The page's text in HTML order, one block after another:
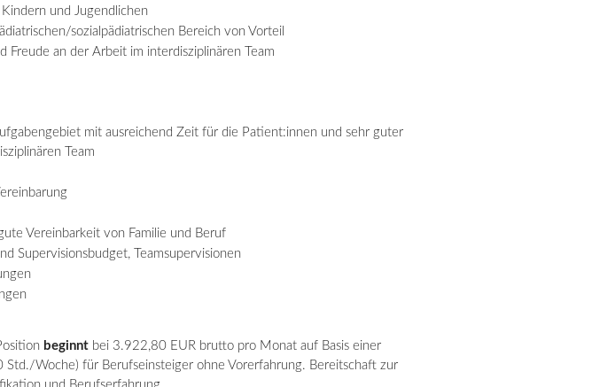
und Jugendlichen
sozialpädiatrischen Bereich von Vorteil
Freude an der Arbeit im interdisziplinären Team
mit ausreichend Zeit für die Patient:innen und sehr guter
Team
Vereinbarkeit von Familie und Beruf
Supervisionsbudget, Teamsupervisionen
beginnt bei 3.922,80 EUR brutto pro Monat auf Basis einer
Std./Woche) für Berufseinsteiger ohne Vorerfahrung. Bereitschaft zur